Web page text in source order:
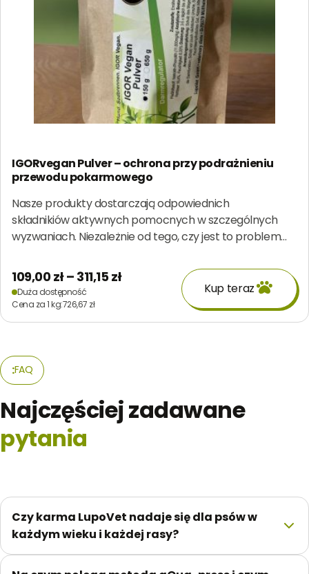
IGORvegan Pulver – ochrona przy podrażnieniu
przewodu pokarmowego
Nasze produkty dostarczają odpowiednich
składnikiów aktywnych pomocnych w szczególnych
wyzwaniach. Niezależnie od tego, czy jest to problem…
109,00zł– 311,15złZakres
Duża dostępność
Cena za 1 kg:726,67 zł
Kup teraz
Ten
produkt
wariantów.
Opcje
wybrać
stronie
FAQ
Najczęściej zadawane
pytania
Czy karma LupoVet nadaje się dla psów w
każdym wieku i każdej rasy?